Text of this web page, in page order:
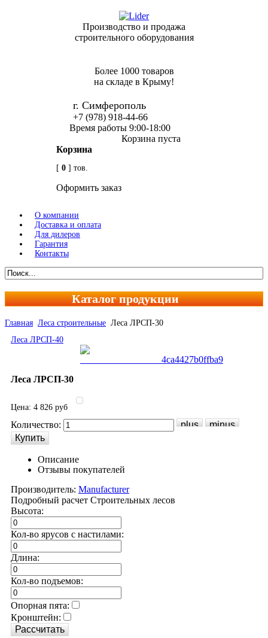
Производство и продажа
строительного оборудования
Более 1000 товаров
на складе в Крыму!
г. Симферополь
+7 (978) 918-44-66
Время работы 9:00-18:00
Корзина
[0 ] тов.
Оформить заказ
Корзина пуста
О компании
Доставка и оплата
Для дилеров
Гарантия
Контакты
Каталог продукции
Главная Леса строительные Леса ЛРСП-30
Леса ЛРСП-40
Леса ЛРСП-30
Цена: 4 826 руб
Количество:
Описание
Отзывы покупателей
Производитель: Manufacturer
Подробный расчет Строительных лесов
Высота:
Кол-во ярусов с настилами:
Длина:
Кол-во подъемов:
Опорная пята:
Кронштейн: